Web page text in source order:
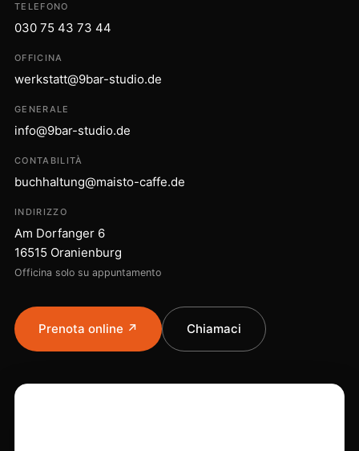
TELEFONO
030 75 43 73 44
OFFICINA
werkstatt@9bar-studio.de
GENERALE
info@9bar-studio.de
CONTABILITÀ
buchhaltung@maisto-caffe.de
INDIRIZZO
Am Dorfanger 6
16515 Oranienburg
Officina solo su appuntamento
Prenota online ↗ Chiamaci